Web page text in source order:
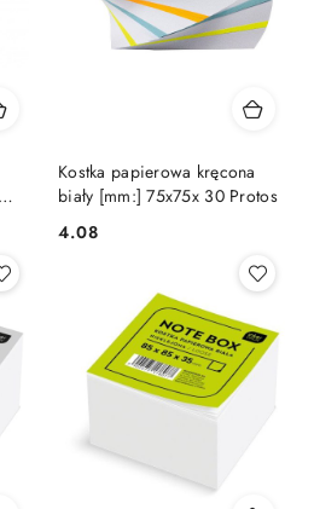
Kostka papierowa kręcona
biały [mm:] 75x75x 30 Protos
Cena:
4.08